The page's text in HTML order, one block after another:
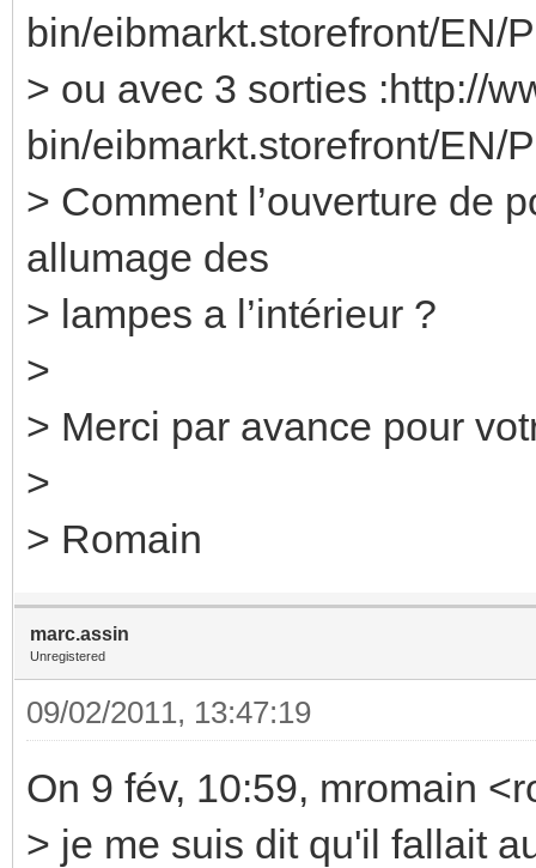
bin/eibmarkt.storefront/EN/
> ou avec 3 sorties :http://
bin/eibmarkt.storefront/EN/
> Comment l’ouverture de
allumage des
> lampes a l’intérieur ?
>
> Merci par avance pour
>
> Romain
marc.assin
Unregistered
09/02/2011, 13:47:19
On 9 fév, 10:59, mromain
> je me suis dit qu'il fallait